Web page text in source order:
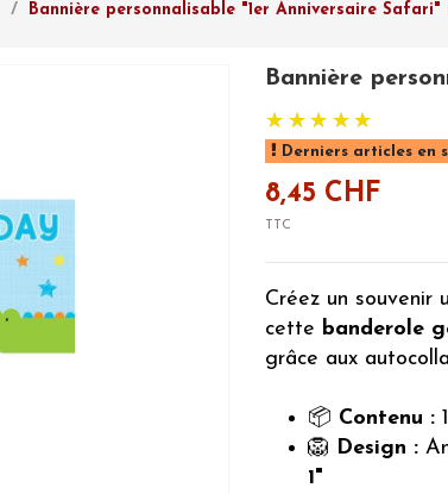
Bannière personnalisable "1er Anniversaire Safari"
Bannière
Derniers articles en
8,45 CHF
TTC
Créez un souvenir
cette banderole
grâce aux
📦 Contenu :
🦁 Design :
1"